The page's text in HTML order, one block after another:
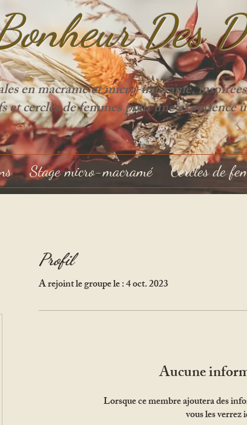
Des
en macramé et micro-macramé,
et cercles de femmes pour une expérience
Stage micro-macramé Cercles de
Profil
A rejoint le groupe le : 4 oct. 2023
Aucune
Lorsque ce membre ajoutera des
vous les verrez